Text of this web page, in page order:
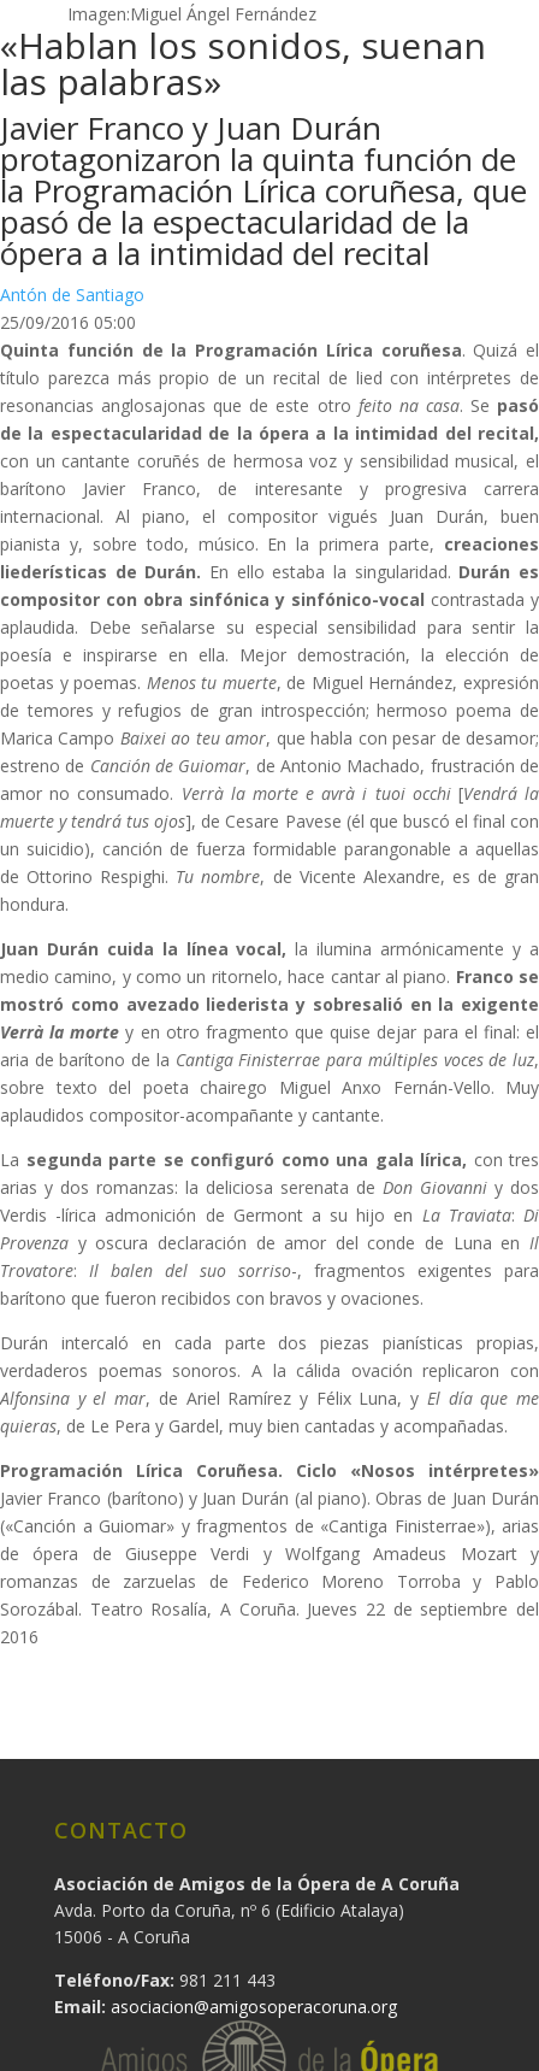
Imagen:Miguel Ángel Fernández
«Hablan los sonidos, suenan
las palabras»
Javier Franco y Juan Durán
protagonizaron la quinta función de
la Programación Lírica coruñesa, que
pasó de la espectacularidad de la
ópera a la intimidad del recital
Antón de Santiago
25/09/2016 05:00
Quinta función de la Programación Lírica coruñesa. Quizá el
título parezca más propio de un recital de lied con intérpretes de
resonancias anglosajonas que de este otro feito na casa. Se pasó
de la espectacularidad de la ópera a la intimidad del recital,
con un cantante coruñés de hermosa voz y sensibilidad musical, el
barítono Javier Franco, de interesante y progresiva carrera
internacional. Al piano, el compositor vigués Juan Durán, buen
pianista y, sobre todo, músico. En la primera parte, creaciones
liederísticas de Durán. En ello estaba la singularidad. Durán es
compositor con obra sinfónica y sinfónico-vocal contrastada y
aplaudida. Debe señalarse su especial sensibilidad para sentir la
poesía e inspirarse en ella. Mejor demostración, la elección de
poetas y poemas. Menos tu muerte, de Miguel Hernández, expresión
de temores y refugios de gran introspección; hermoso poema de
Marica Campo Baixei ao teu amor, que habla con pesar de desamor;
estreno de Canción de Guiomar, de Antonio Machado, frustración de
amor no consumado. Verrà la morte e avrà i tuoi occhi[Vendrá la
muerte y tendrá tus ojos], de Cesare Pavese (él que buscó el final con
un suicidio), canción de fuerza formidable parangonable a aquellas
de Ottorino Respighi. Tu nombre, de Vicente Alexandre, es de gran
hondura.
Juan Durán cuida la línea vocal, la ilumina armónicamente y a
medio camino, y como un ritornelo, hace cantar al piano. Franco se
mostró como avezado liederista y sobresalió en la exigente
Verrà la morte y en otro fragmento que quise dejar para el final: el
aria de barítono de la Cantiga Finisterrae para múltiples voces de luz,
sobre texto del poeta chairego Miguel Anxo Fernán-Vello. Muy
aplaudidos compositor-acompañante y cantante.
La segunda parte se configuró como una gala lírica, con tres
arias y dos romanzas: la deliciosa serenata de Don Giovanni y dos
Verdis -lírica admonición de Germont a su hijo en La Traviata: Di
Provenza y oscura declaración de amor del conde de Luna en Il
Trovatore: Il balen del suo sorriso-, fragmentos exigentes para
barítono que fueron recibidos con bravos y ovaciones.
Durán intercaló en cada parte dos piezas pianísticas propias,
verdaderos poemas sonoros. A la cálida ovación replicaron con
Alfonsina y el mar, de Ariel Ramírez y Félix Luna, y El día que me
quieras, de Le Pera y Gardel, muy bien cantadas y acompañadas.
Programación Lírica Coruñesa. Ciclo «Nosos intérpretes»
Javier Franco (barítono) y Juan Durán (al piano). Obras de Juan Durán
(«Canción a Guiomar» y fragmentos de «Cantiga Finisterrae»), arias
de ópera de Giuseppe Verdi y Wolfgang Amadeus Mozart y
romanzas de zarzuelas de Federico Moreno Torroba y Pablo
Sorozábal. Teatro Rosalía, A Coruña. Jueves 22 de septiembre del
2016
CONTACTO
Asociación de Amigos de la Ópera de A Coruña
Avda. Porto da Coruña, nº 6 (Edificio Atalaya)
15006 - A Coruña
Teléfono/Fax: 981 211 443
Email: asociacion@amigosoperacoruna.org